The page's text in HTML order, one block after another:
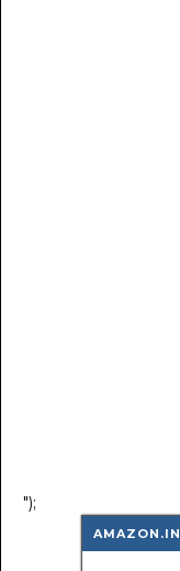
");
AMAZON.IN